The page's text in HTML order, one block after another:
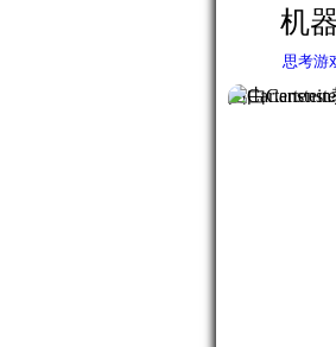
机
思考游
由